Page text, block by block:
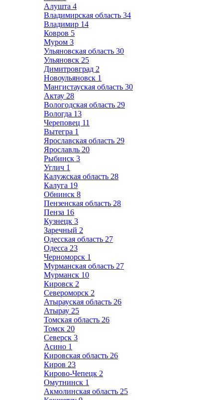
Алушта 4
Владимирская область 34
Владимир 14
Ковров 5
Муром 3
Ульяновская область 30
Ульяновск 25
Димитровград 2
Новоульяновск 1
Мангистауская область 30
Актау 28
Вологодская область 29
Вологда 13
Череповец 11
Вытегра 1
Ярославская область 29
Ярославль 20
Рыбинск 3
Углич 1
Калужская область 28
Калуга 19
Обнинск 8
Пензенская область 28
Пенза 16
Кузнецк 3
Заречный 2
Одесская область 27
Одесса 23
Черноморск 1
Мурманская область 27
Мурманск 10
Кировск 2
Североморск 2
Атырауская область 26
Атырау 25
Томская область 26
Томск 20
Северск 3
Асино 1
Кировская область 26
Киров 23
Кирово-Чепецк 2
Омутнинск 1
Акмолинская область 25